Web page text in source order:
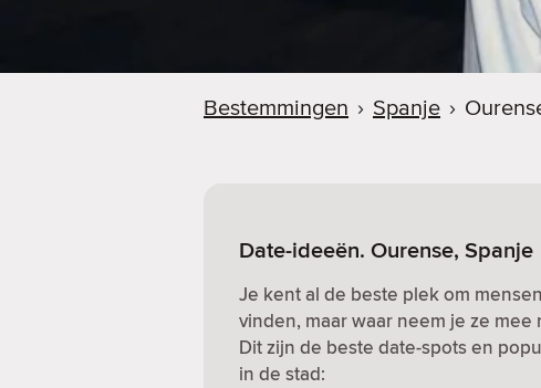
Bestemmingen › Spanje ›
Date-ideeën. Ourense, Spanje
Je kent al de beste plek om
vinden, maar waar neem je ze mee
Dit zijn de beste date-spots en
in de stad: